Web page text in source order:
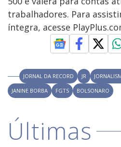
V
i
d
e
o
o
trabalhadores. Para
íntegra, acesse
JORNAL DA RECORD JR
JANINE BORBA
FGTS BOLSONARO
Últimas